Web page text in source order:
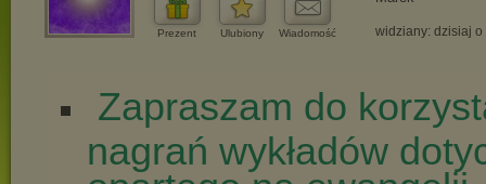
Prezent Ulubiony Wiadomość widziany: dzisiaj o